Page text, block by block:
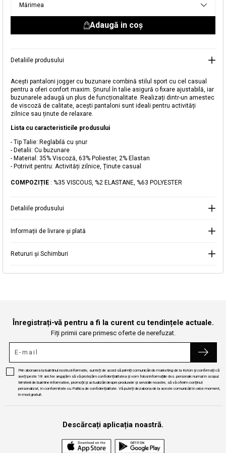
Mărimea
Adaugă in coş
Detaliile produsului
Acești pantaloni jogger cu buzunare combină stilul sport cu cel casual
pentru a oferi confort maxim. Șnurul în talie asigură o fixare ajustabilă, iar
buzunarele adaugă un plus de funcționalitate. Realizați dintr-un amestec
de viscoză de calitate, acești pantaloni sunt ideali pentru activități
zilnice sau ținute de relaxare.
Lista cu caracteristicile produsului
- Tip Talie: Reglabilă cu șnur
- Detalii: Cu buzunare
- Material: 35% Viscoză, 63% Poliester, 2% Elastan
- Potrivit pentru: Activități zilnice, Ținute casual
COMPOZIȚIE : %35 VISCOUS, %2 ELASTANE, %63 POLYESTER
Detaliile produsului
Informații de livrare și plată
Retururi și Schimburi
Înregistrați-vă pentru a fi la curent cu tendințele actuale.
Fiți primii care primesc oferte de nerefuzat.
Prin abonarea la buletinul nostru informativ, sunteți de acord să primiți comunicări de marketing de la Koton și confirmați că
aveți peste 18 ani.Ne angajăm să vă protejăm confidențialitatea și vom folosi informațiile dvs. personale numai în scopul
trimiterii de buletine informative, promoții și actualizări despre produsele și serviciile noastre, să vă oferim conținut
personalizat, în conformitate cu Politica de confidențialitate. Vă puteți dezabona de la aceste comunicări în orice moment,
în mod gratuit.
Descărcați aplicația noastră.
Magazinele noastre
Puteți ajunge la magazinul KOTON pe care îl căutați
selectând informațiile despre țară și oraș.
Selectați Judet
Alertă de stoc
Când produsul revine în stoc, vă
vom trimite o notificare la adresa
Adăugat în coș
Pantaloni Jogger cu Buzunare
119,99 RON